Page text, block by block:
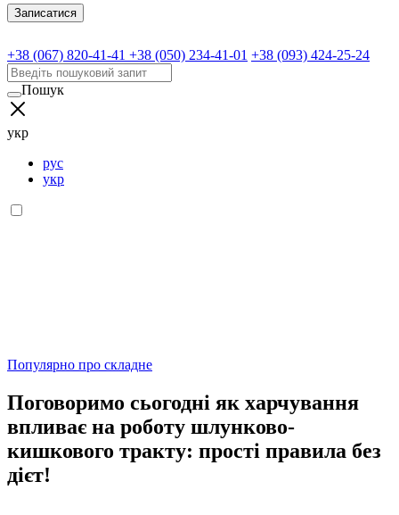
Записатися
+38 (067) 820-41-41 +38 (050) 234-41-01 +38 (093) 424-25-24
Пошук
укр
рус
укр
Популярно про складне
Поговоримо сьогодні як харчування
впливає на роботу шлунково-
кишкового тракту: прості правила без
дієт!